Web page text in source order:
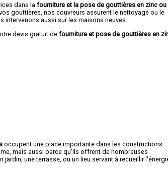
dans la fourniture et la pose de gouttières en zinc ou
gouttières, nos couvreurs assurent le nettoyage ou le
intervenons aussi sur les maisons neuves.
devis gratuit de fourniture et pose de gouttières en
occupent une place importante dans les constructions
mais aussi parce qu'ils offrent de nombreuses
une terrasse, ou un lieu servant à recueillir